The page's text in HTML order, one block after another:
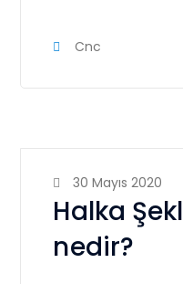
Cnc
30 Mayıs 2020
Halka
nedir?